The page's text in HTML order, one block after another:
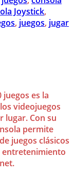
Joystick,
, juegos, jugar
es la
videojuegos
lugar. Con su
permite
juegos clásicos
entretenimiento